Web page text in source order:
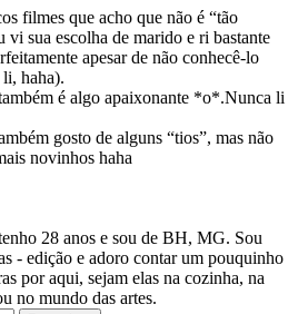
filmes que acho que não é “tão
vi sua escolha de marido e ri bastante
apesar de não conhecê-lo
li, haha).
é algo apaixonante *o*.Nunca li
gosto de alguns “tios”, mas não
novinhos haha
28 anos e sou de BH, MG. Sou
- edição e adoro contar um pouquinho
por aqui, sejam elas na cozinha, na
no mundo das artes.